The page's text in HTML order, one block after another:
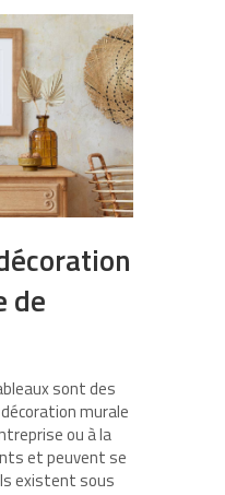
de
sont des
murale
ou à la
et peuvent se
existent sous